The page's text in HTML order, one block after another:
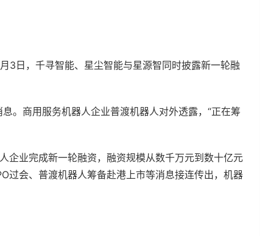
3日，千寻智能、星尘智能与星源智同时披露新一轮融
。商用服务机器人企业普渡机器人对外透露，“正在筹
企业完成新一轮融资，融资规模从数千万元到数十亿元
过会、普渡机器人筹备赴港上市等消息接连传出，机器